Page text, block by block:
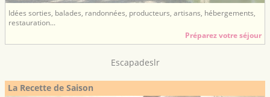
Idées sorties, balades, randonnées, producteurs, artisans, hébergements,
restauration...
Préparez votre séjour
Escapadeslr
La Recette de Saison